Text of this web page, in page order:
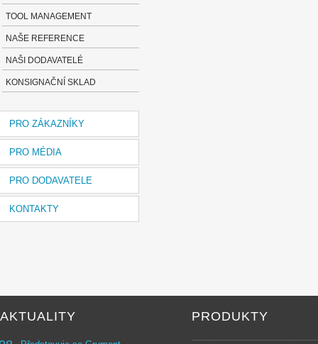
TOOL MANAGEMENT
NAŠE REFERENCE
NAŠI DODAVATELÉ
KONSIGNAČNÍ SKLAD
PRO ZÁKAZNÍKY
PRO MÉDIA
PRO DODAVATELE
KONTAKTY
AKTUALITY
PRODUKTY